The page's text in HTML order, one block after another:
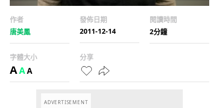
作者
唐美鳳
發佈日期
2011-12-14
閱讀時間
2分鐘
字體大小
AAA
分享
ADVERTISEMENT